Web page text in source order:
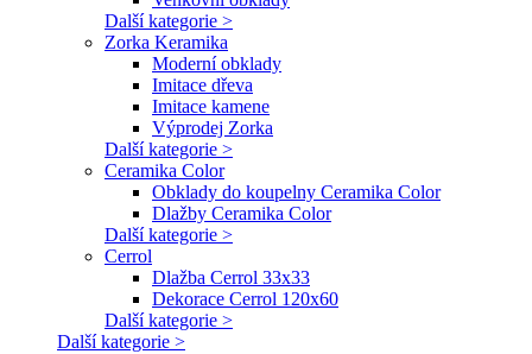
Další kategorie >
Zorka Keramika
Moderní obklady
Imitace dřeva
Imitace kamene
Výprodej Zorka
Další kategorie >
Ceramika Color
Obklady do koupelny Ceramika Color
Dlažby Ceramika Color
Další kategorie >
Cerrol
Dlažba Cerrol 33x33
Dekorace Cerrol 120x60
Další kategorie >
Další kategorie >